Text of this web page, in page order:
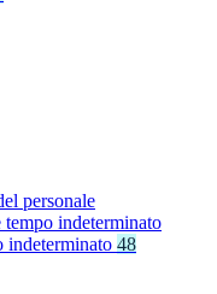
personale
tempo indeterminato
indeterminato 48